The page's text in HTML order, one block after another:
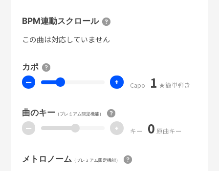
BPM連動スクロール
この曲は対応していません
カポ
ー + Capo 1 ★簡単弾き
曲のキー（プレミアム限定機能）
ー + キー 0 原曲キー
メトロノーム （プレミアム限定機能）